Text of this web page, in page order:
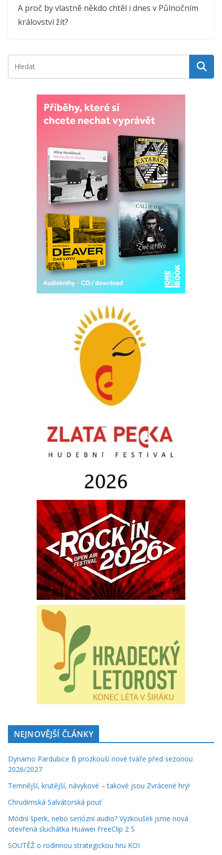
A proč by vlastně někdo chtěl i dnes v Půlnočním
království žít?
NEJNOVĚJŠÍ ČLÁNKY
Dynamo Pardubice B prozkouší nové tváře před sezonou
2026/2027
Temnější, krutější, návykové – takové jsou Zvrácené hry!
Chrudimská Salvátorská pouť
Módní šperk, nebo seriózní audio? Vyzkoušeli jsme nová
otevřená sluchátka Huawei FreeClip 2 S
SOUTĚŽ o rodinnou strategickou hru KOI